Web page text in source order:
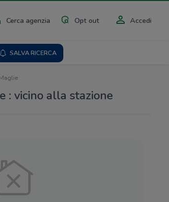
Cerca agenzia Opt out Accedi
SALVA RICERCA
: vicino alla stazione